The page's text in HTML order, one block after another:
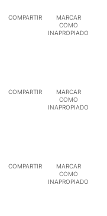
COMPARTIR
MARCAR
COMO
INAPROPIADO
COMPARTIR
MARCAR
COMO
INAPROPIADO
COMPARTIR
MARCAR
COMO
INAPROPIADO